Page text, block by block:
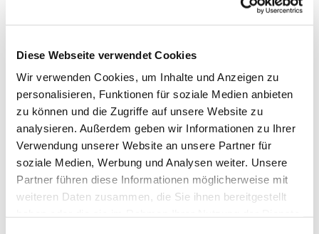
Diese Webseite verwendet Cookies
Wir verwenden Cookies, um Inhalte und Anzeigen zu
personalisieren, Funktionen für soziale Medien anbieten
zu können und die Zugriffe auf unsere Website zu
analysieren. Außerdem geben wir Informationen zu Ihrer
Verwendung unserer Website an unsere Partner für
soziale Medien, Werbung und Analysen weiter. Unsere
Partner führen diese Informationen möglicherweise mit
weiteren Daten zusammen, die Sie ihnen bereitgestellt
Dies könnte Sie auch
interessieren